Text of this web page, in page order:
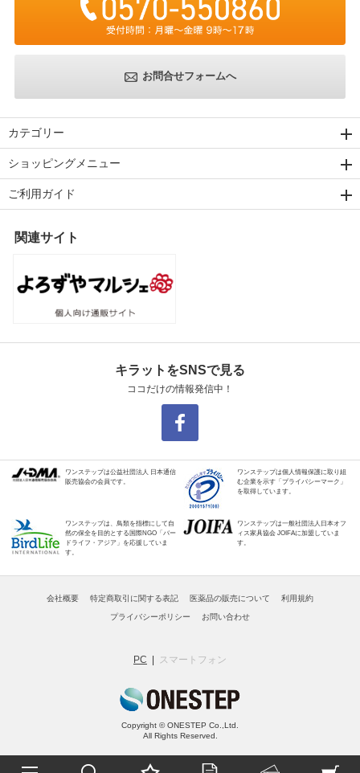
お問合せフォームへ
カテゴリー
ショッピングメニュー
ご利用ガイド
関連サイト
キラットをSNSで見る
ココだけの情報発信中！
ワンステップは公益社団法人 日本通信
販売協会の会員です。
ワンステップは個人情報保護に取り組
む企業を示す「プライバシーマーク」
を取得しています。
ワンステップは、鳥類を指標にして自
然の保全を目的とする国際NGO「バー
ドライフ・アジア」を応援していま
す。
ワンステップは一般社団法人日本オフ
ィス家具協会 JOIFAに加盟していま
す。
会社概要 特定商取引に関する表記 医薬品の販売について 利用規約
プライバシーポリシー お問い合わせ
PC スマートフォン
Copyright © ONESTEP Co.,Ltd.
All Rights Reserved.